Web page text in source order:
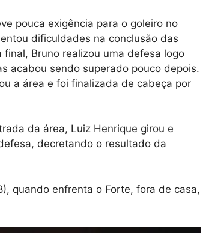
pouca exigência para o goleiro no
dificuldades na conclusão das
Bruno realizou uma defesa logo
acabou sendo superado pouco depois.
a área e foi finalizada de cabeça por
da área, Luiz Henrique girou e
decretando o resultado da
quando enfrenta o Forte, fora de casa,